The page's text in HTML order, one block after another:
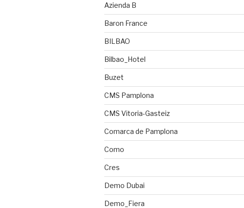
Azienda B
Baron France
BILBAO
Bilbao_Hotel
Buzet
CMS Pamplona
CMS Vitoria-Gasteiz
Comarca de Pamplona
Como
Cres
Demo Dubai
Demo_Fiera